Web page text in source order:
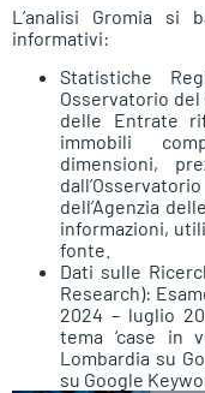
L’analisi Gromia si
informativi:
Statistiche
Osservatorio del
delle Entrate
immobili
dimensioni,
dell’Agenzia
informazioni,
fonte.
Dati sulle
Research):
2024 – luglio
tema ‘case in
Lombardia su
su Google